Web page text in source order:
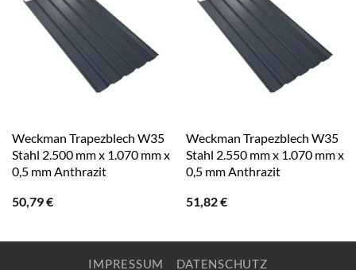
Weckman Trapezblech W35
Stahl 2.500 mm x 1.070 mm x
0,5 mm Anthrazit
50,79€
Weckman Trapezblech W35
Stahl 2.550 mm x 1.070 mm x
0,5 mm Anthrazit
51,82€
IMPRESSUM DATENSCHUTZ